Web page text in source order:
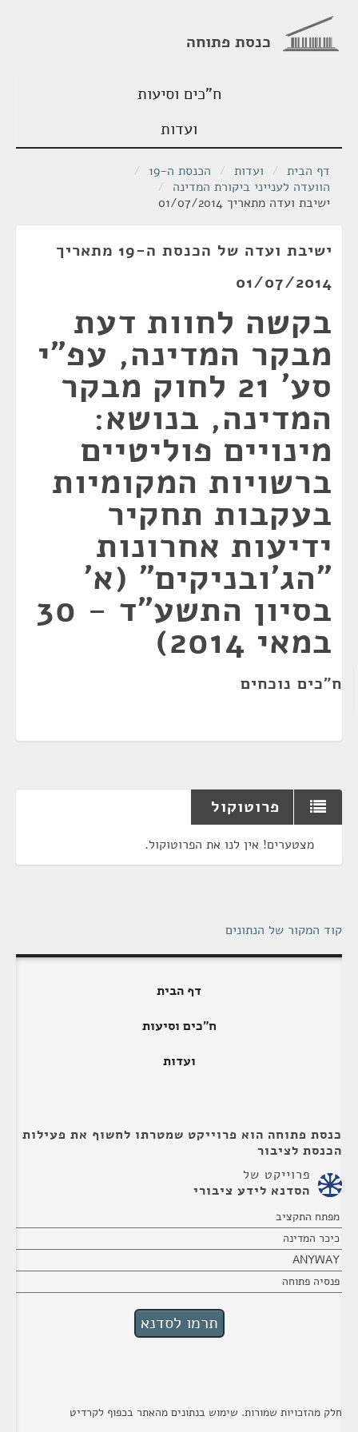
כנסת פתוחה
ח"כים וסיעות
ועדות
דף הבית / ועדות / הכנסת ה-19
/
הוועדה לענייני ביקורת המדינה /
ישיבת ועדה מתאריך 01/07/2014
ישיבת ועדה של הכנסת ה-19 מתאריך
01/07/2014
בקשה לחוות דעת
מבקר המדינה, עפ"י
סע' 21 לחוק מבקר
המדינה, בנושא:
מינויים פוליטיים
ברשויות המקומיות
בעקבות תחקיר
ידיעות אחרונות
"הג'ובניקים" (א'
בסיון התשע"ד - 30
במאי 2014)
ח"כים נוכחים
פרוטוקול
מצטערים! אין לנו את הפרוטוקול.
קוד המקור של הנתונים
דף הבית
ח"כים וסיעות
ועדות
כנסת פתוחה הוא פרוייקט שמטרתו לחשוף את פעילות
הכנסת לציבור
פרוייקט של
הסדנא לידע ציבורי
מפתח התקציב
כיכר המדינה
ANYWAY
פנסיה פתוחה
חלק מהזכויות שמורות. שימוש בנתונים מהאתר בכפוף לקרדיט